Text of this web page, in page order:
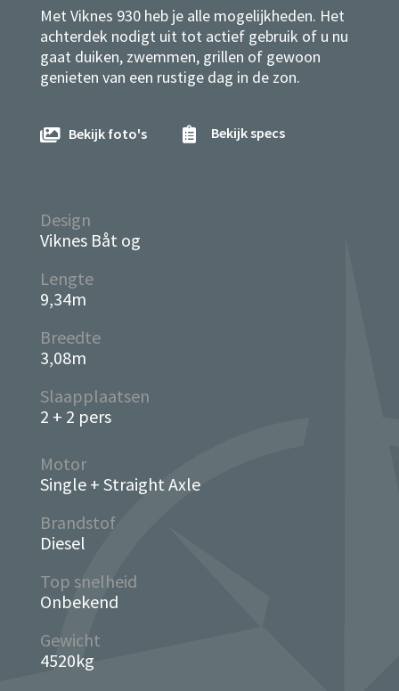
Met Viknes 930 heb je alle mogelijkheden. Het
achterdek nodigt uit tot actief gebruik of u nu
gaat duiken, zwemmen, grillen of gewoon
genieten van een rustige dag in de zon.
 Bekijk foto's  Bekijk specs
Design
Viknes Båt og
Lengte
9,34m
Breedte
3,08m
Slaapplaatsen
2 + 2 pers
Motor
Single + Straight Axle
Brandstof
Diesel
Top snelheid
Onbekend
Gewicht
4520kg